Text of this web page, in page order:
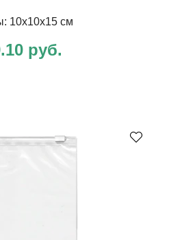
10х10х15 см
руб.